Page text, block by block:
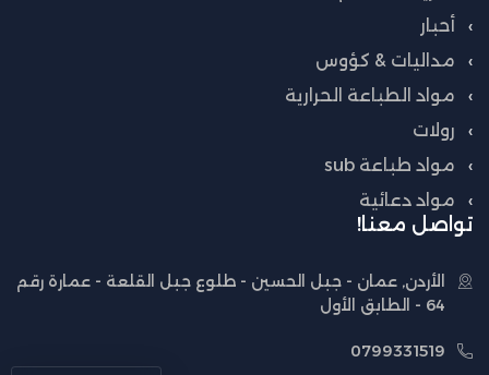
أحبار
مداليات & كؤوس
مواد الطباعة الحرارية
رولات
مواد طباعة sub
مواد دعائية
تواصل معنا!
الأردن, عمان - جبل الحسين - طلوع جبل القلعة - عمارة رقم
64 - الطابق الأول
0799331519